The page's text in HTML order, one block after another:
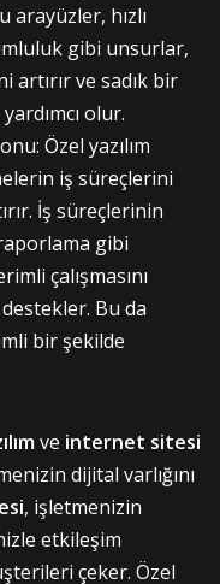
arayüzler, hızlı
gibi unsurlar,
ve sadık bir
olur.
Özel yazılım
iş süreçlerini
İş süreçlerinin
gibi
çalışmasını
Bu da
bir şekilde
ve internet sitesi
dijital varlığını
, işletmenizin
etkileşim
çeker. Özel